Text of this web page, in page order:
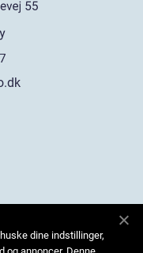
dine indstillinger,